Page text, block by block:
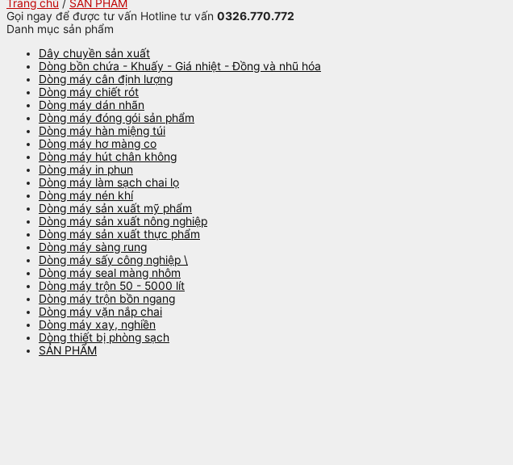
Trang chủ / SẢN PHẨM
Gọi ngay để được tư vấn Hotline tư vấn 0326.770.772
Danh mục sản phẩm
Dây chuyền sản xuất
Dòng bồn chứa - Khuấy - Giá nhiệt - Đồng và nhũ hóa
Dòng máy cân định lượng
Dòng máy chiết rót
Dòng máy dán nhãn
Dòng máy đóng gói sản phẩm
Dòng máy hàn miệng túi
Dòng máy hơ màng co
Dòng máy hút chân không
Dòng máy in phun
Dòng máy làm sạch chai lọ
Dòng máy nén khí
Dòng máy sản xuất mỹ phẩm
Dòng máy sản xuất nông nghiệp
Dòng máy sản xuất thực phẩm
Dòng máy sàng rung
Dòng máy sấy công nghiệp \
Dòng máy seal màng nhôm
Dòng máy trộn 50 - 5000 lít
Dòng máy trộn bồn ngang
Dòng máy vặn nắp chai
Dòng máy xay, nghiền
Dòng thiết bị phòng sạch
SẢN PHẨM